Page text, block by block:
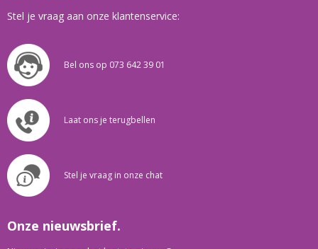
Stel je vraag aan onze klantenservice:
Bel ons op 073 642 39 01
Laat ons je terugbellen
Stel je vraag in onze chat
Onze nieuwsbrief.